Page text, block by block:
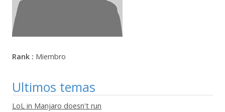
Rank : Miembro
Ultimos temas
LoL in Manjaro doesn't run